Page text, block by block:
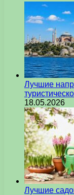
Лучшие
18.05.2026
Лучшие